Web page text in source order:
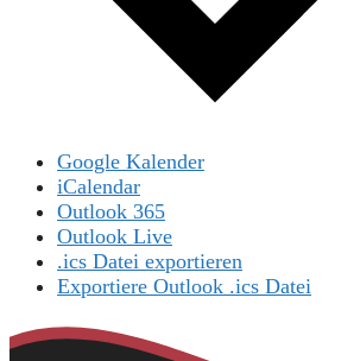
Google Kalender
iCalendar
Outlook 365
Outlook Live
.ics Datei exportieren
Exportiere Outlook .ics Datei